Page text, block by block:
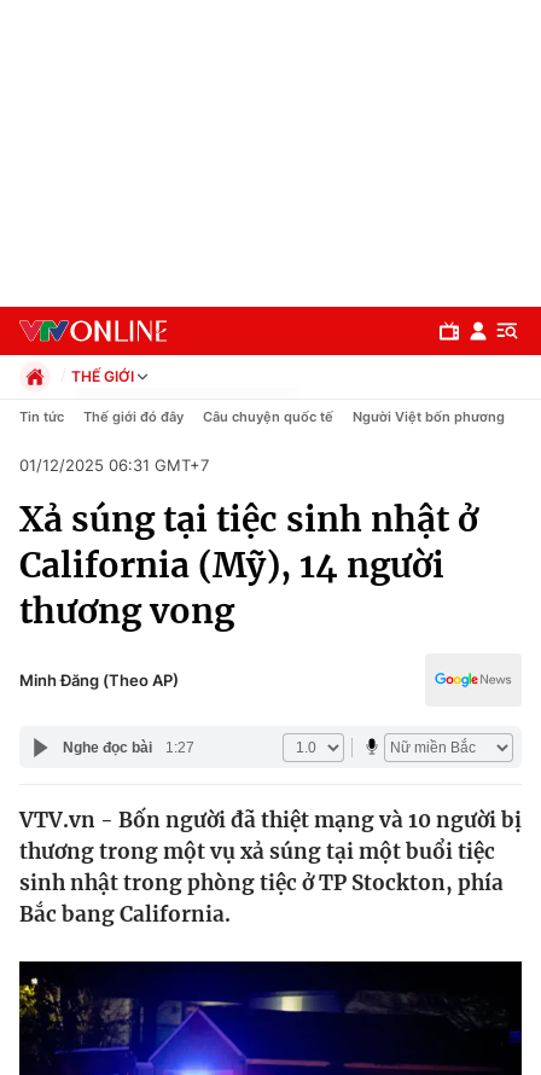
Chuyên mục
Chính trị
Xã hội
Pháp luật
Y tế
Thế giới
Tin tức
Thế giới đó đây
Câu chuyện quốc tế
Kinh tế
Thị trường
Góc doanh nghiệp
Dữ liệu và đời sống
Truyền hình
THẾ GIỚI
Chính trị
Pháp luật
Kinh tế
Thể thao
Truyền hình
Văn hóa - Giải trí
Công nghệ
Tin tức Thế giới đó đây Câu chuyện quốc tế Người Việt bốn phương
01/12/2025 06:31 GMT+7
Xả súng tại tiệc sinh nhật ở
California (Mỹ), 14 người
thương vong
Minh Đăng (Theo AP)
Nghe đọc bài 1:27
VTV.vn - Bốn người đã thiệt mạng và 10 người bị
thương trong một vụ xả súng tại một buổi tiệc
sinh nhật trong phòng tiệc ở TP Stockton, phía
Bắc bang California.